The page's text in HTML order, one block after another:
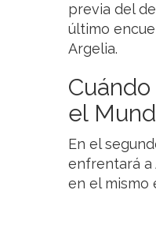
previa del
último
Argelia.
el
En el
enfrentará a
en el mismo